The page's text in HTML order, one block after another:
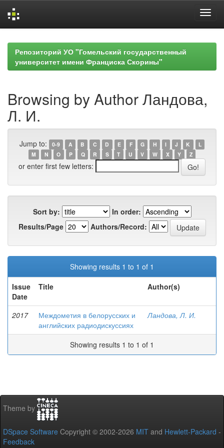
navigationРепозиторий УО "Гомельский государственный
университет имени Франциска Скорины"
Browsing by Author Ландова,
Л. И.
Jump to: 0-9 A B C D E F G H I J K
L
M
N O P Q R S T U V W X Y Z
or enter first few letters:
Sort by:
In order:
Results/Page
Authors/Record:
Showing results 1 to 1 of 1
Issue
Date
Title Author(s)
2017
Междометия в белорусских и
английских радиодискуссиях
Ландова, Л. И.
Showing results 1 to 1 of 1
Theme by
DSpace Software Copyright © 2002-2026 MIT and Hewlett-Packard -
Feedback